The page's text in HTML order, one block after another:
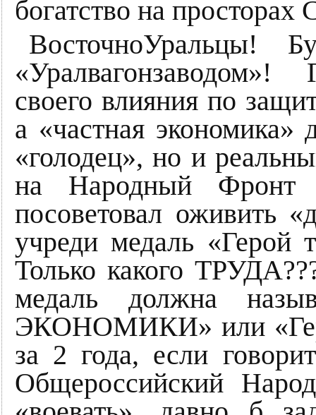
богатство на просторах
ВосточноУральцы!
«Уралвагонзаводом»!
своего влияния по
а «частная экономика»
«голодец», но и
на Народный
посоветовал оживить
учреди медаль «Герой
Только какого
медаль должна
ЭКОНОМИКИ» или
за 2 года, если
Общероссийский